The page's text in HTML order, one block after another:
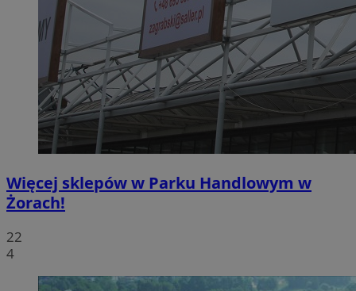
Więcej sklepów w Parku Handlowym w
Żorach!
22
4